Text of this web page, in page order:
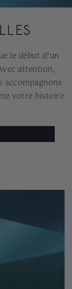
le début d’un
attention,
accompagnons
votre histoire